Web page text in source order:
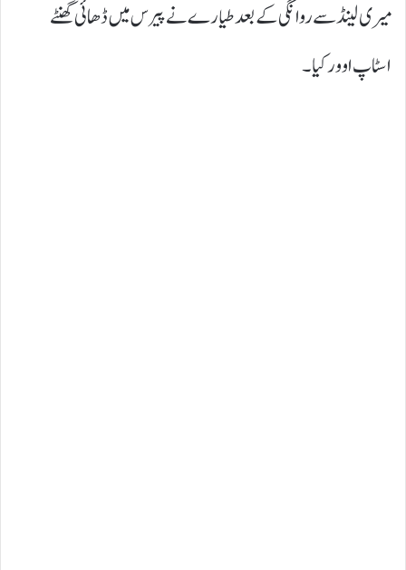
میری لینڈ سے روانگی کے بعد طیارے نے پیرس میں ڈھائی گھنٹے
اسٹاپ اوور کیا۔